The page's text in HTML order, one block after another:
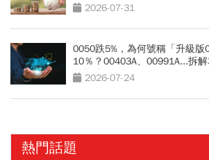
2026-07-31
0050跌5%，為何號稱「升級版
10％？00403A、00991A...拆
最抗跌？
2026-07-24
熱門話題